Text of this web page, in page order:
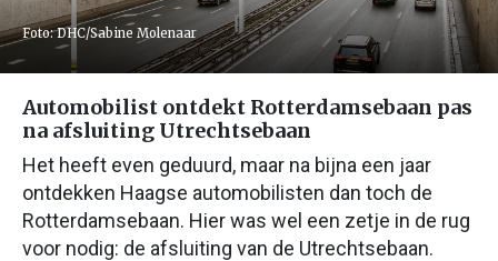
Foto: DHC/Sabine Molenaar
Automobilist ontdekt Rotterdamsebaan pas
na afsluiting Utrechtsebaan
Het heeft even geduurd, maar na bijna een jaar
ontdekken Haagse automobilisten dan toch de
Rotterdamsebaan. Hier was wel een zetje in de rug
voor nodig: de afsluiting van de Utrechtsebaan.